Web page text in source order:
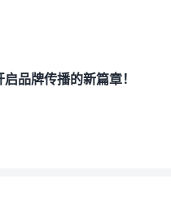
品牌传播的新篇章！